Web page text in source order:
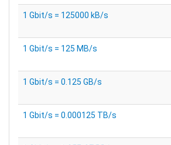
1 Gbit/s = 125000 kB/s
1 Gbit/s = 125 MB/s
1 Gbit/s = 0.125 GB/s
1 Gbit/s = 0.000125 TB/s